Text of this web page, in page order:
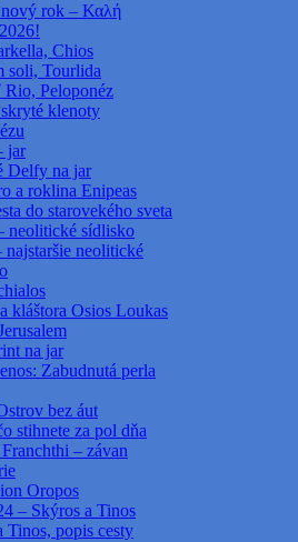
rok – Καλή
Chios
soli, Tourlida
Rio, Peloponéz
klenoty
jar
Delfy na jar
a roklina Enipeas
do starovekého sveta
neolitické sídlisko
najstaršie neolitické
kláštora Osios Loukas
na jar
Zabudnutá perla
bez áut
stihnete za pol dňa
– závan
Oropos
– Skýros a Tinos
Tinos, popis cesty